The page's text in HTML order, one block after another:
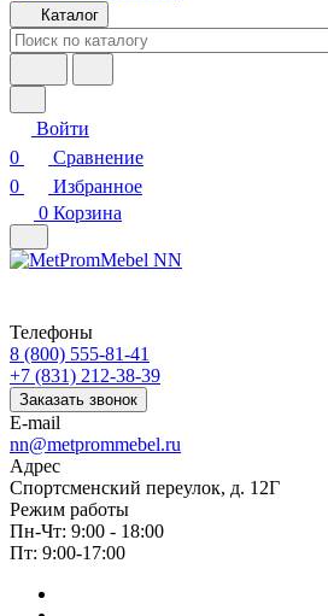
Каталог
Войти
0
Сравнение
0
Избранное
0 Корзина
Телефоны
8 (800) 555-81-41
+7 (831) 212-38-39
Заказать звонок
E-mail
nn@metprommebel.ru
Адрес
Спортсменский переулок, д. 12Г
Режим работы
Пн-Чт: 9:00 - 18:00
Пт: 9:00-17:00